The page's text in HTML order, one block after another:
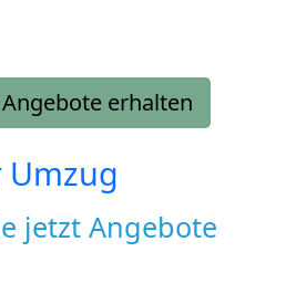
erhalten
jetzt Angebote